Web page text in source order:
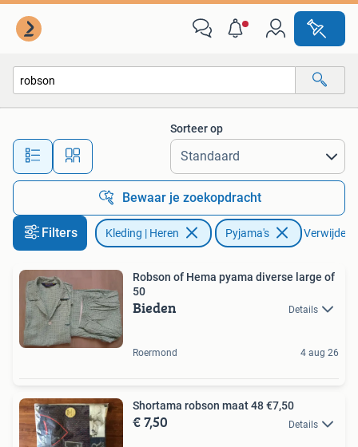
Alle afstanden…
Sorteer op
Bewaar je zoekopdracht
Filters Kleding | Heren Pyjama's Verwijder
Robson of Hema pyama diverse large of
50
Bieden Details
Roermond 4 aug 26
Shortama robson maat 48 €7,50
€ 7,50 Details